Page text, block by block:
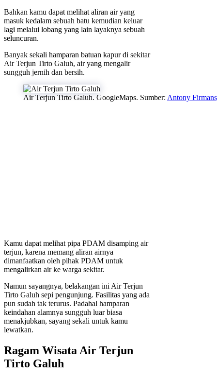
Bahkan kamu dapat melihat aliran air yang
masuk kedalam sebuah batu kemudian keluar
lagi melalui lobang yang lain layaknya sebuah
seluncuran.
Banyak sekali hamparan batuan kapur di sekitar
Air Terjun Tirto Galuh, air yang mengalir
sungguh jernih dan bersih.
Air Terjun Tirto Galuh. GoogleMaps. Sumber: Antony
Kamu dapat melihat pipa PDAM disamping air
terjun, karena memang aliran airnya
dimanfaatkan oleh pihak PDAM untuk
mengalirkan air ke warga sekitar.
Namun sayangnya, belakangan ini Air Terjun
Tirto Galuh sepi pengunjung. Fasilitas yang ada
pun sudah tak terurus. Padahal hamparan
keindahan alamnya sungguh luar biasa
menakjubkan, sayang sekali untuk kamu
lewatkan.
Ragam Wisata Air Terjun
Tirto Galuh